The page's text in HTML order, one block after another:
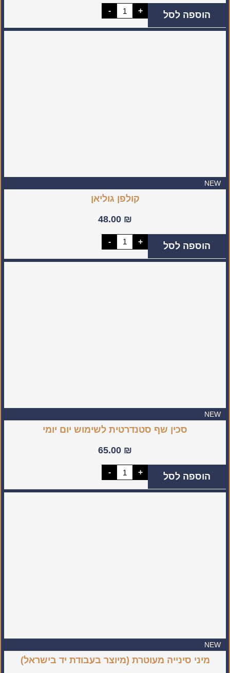
-
כמות
של
מיני
+ הוספה לסל
NEW
קולפן גוליאן
48.00 ₪
-
כמות
של
גוליאן
+ הוספה לסל
NEW
סכין שף סטנדרטית לשימוש יום יומי
65.00 ₪
-
כמות
של
שף
+ הוספה לסל
NEW
מיני סינייה מעוטרת (מיוצר בעבודת יד בישראל)